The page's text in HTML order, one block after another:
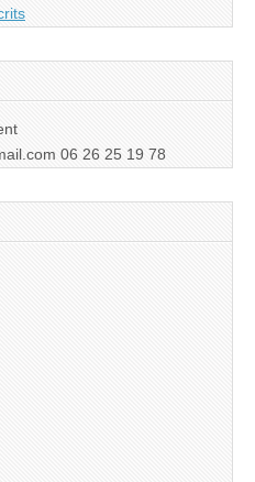
06 26 25 19 78